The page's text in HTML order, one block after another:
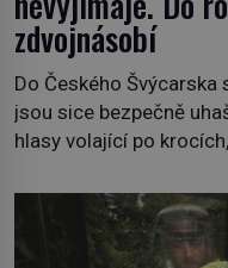
zdvojnásobí
Do Českého Švýcarska
jsou sice bezpečně
hlasy volající po
požáry už nejsou
Středomoří. S
krajinou a desetiletími